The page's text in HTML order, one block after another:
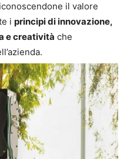
il valore
i principi di innovazione,
e creatività che